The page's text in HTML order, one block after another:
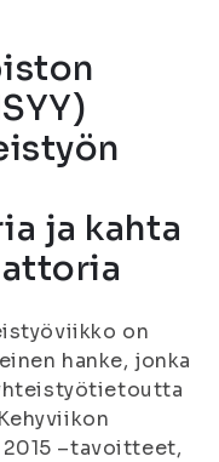
ja kahta
on
hanke, jonka
2015 –tavoitteet,